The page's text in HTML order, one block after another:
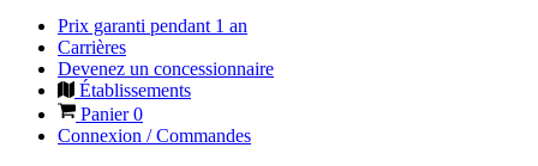
Prix garanti pendant 1 an
Carrières
Devenez un concessionnaire
Établissements
Panier0
Connexion / Commandes